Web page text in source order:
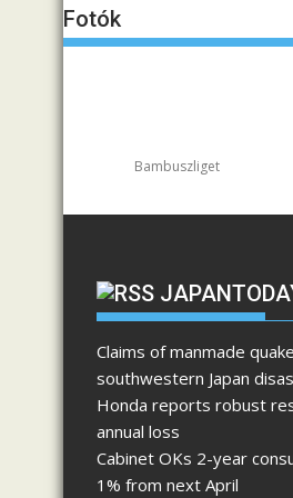
Fotók
Bambuszliget
Claims of manmade
southwestern Japan
Honda reports robust
annual loss
Cabinet OKs 2-year
1% from next April